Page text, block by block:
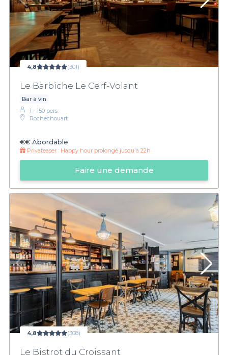
4,8 (301)
Le Barbiche Le Cerf-Volant
Bar à vin
1 - 150 pers.
Rochechouart
€€ Abordable
Privateaser : Happy hour prolongé jusqu'à 22h
Faire une demande
4,8 (308)
Le Bistrot du Croissant